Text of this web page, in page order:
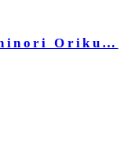
Oriku…